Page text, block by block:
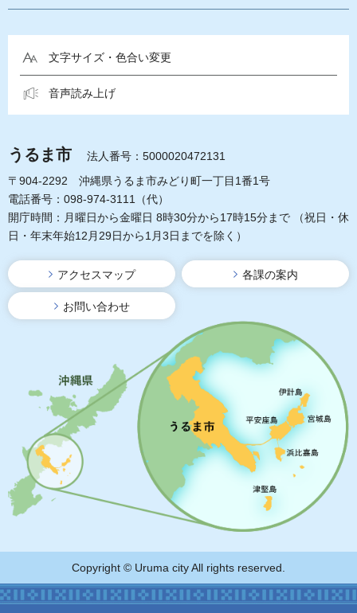
文字サイズ・色合い変更
音声読み上げ
うるま市
法人番号：5000020472131
〒904-2292 沖縄県うるま市みどり町一丁目1番1号
電話番号：098-974-3111（代）
開庁時間：月曜日から金曜日 8時30分から17時15分まで
（祝日・休
日・年末年始12月29日から1月3日までを除く）
アクセスマップ 各課の案内
お問い合わせ
Copyright © Uruma city All rights reserved.